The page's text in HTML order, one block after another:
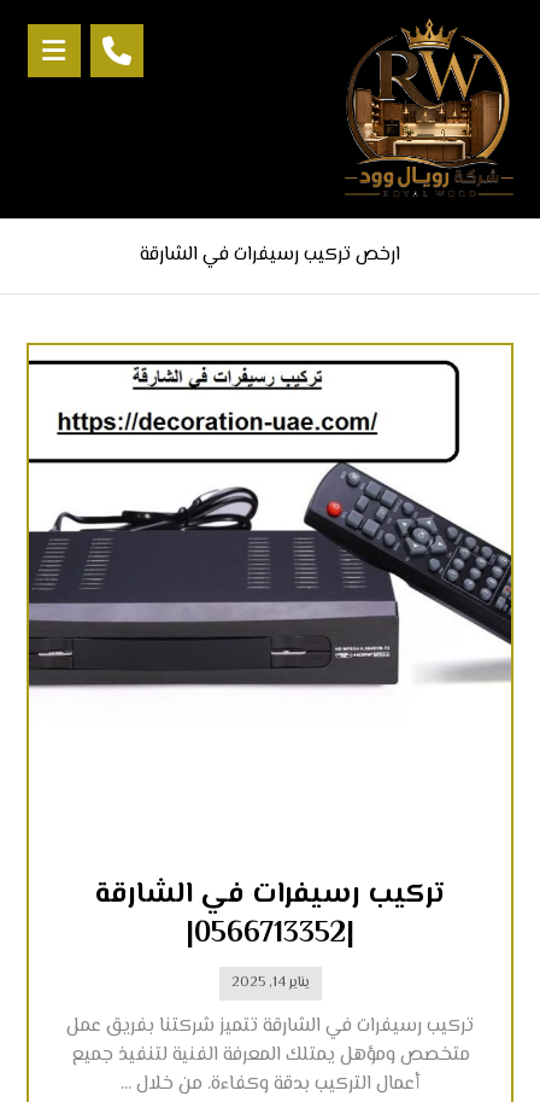
ارخص تركيب رسيفرات في الشارقة
تركيب رسيفرات في الشارقة
|0566713352|
يناير 14, 2025
تركيب رسيفرات في الشارقة تتميز شركتنا بفريق عمل
متخصص ومؤهل يمتلك المعرفة الفنية لتنفيذ جميع
أعمال التركيب بدقة وكفاءة. من خلال ...